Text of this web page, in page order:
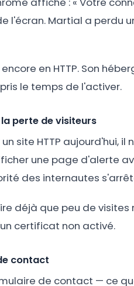
l'écran. Martial a perdu
en HTTP. Son
le temps de l'activer.
perte de visiteurs
site HTTP aujourd'hui,
une page d'alerte
des internautes
déjà que peu de
certificat non activé.
contact
de contact — ce